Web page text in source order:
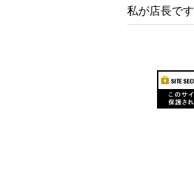
私が店長です